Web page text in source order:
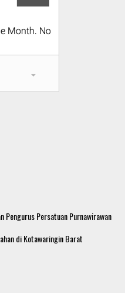
Pengurus Persatuan Purnawirawan
di Kotawaringin Barat